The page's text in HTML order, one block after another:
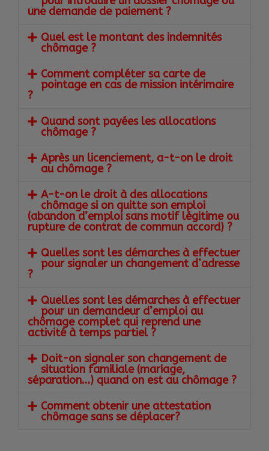
une demande de paiement ?
Quel est le montant des indemnités
chômage ?
Comment compléter sa carte de
pointage en cas de mission intérimaire
?
Quand sont payées les allocations
chômage ?
Après un licenciement, a-t-on le droit
au chômage ?
A-t-on le droit à des allocations
chômage si on quitte son emploi
(abandon d’emploi sans motif légitime ou
rupture de contrat de commun accord) ?
Quelles sont les démarches à effectuer
pour signaler un changement d’adresse
?
Quelles sont les démarches à effectuer
pour un demandeur d’emploi au
chômage complet qui reprend une
activité à temps partiel ?
Doit-on signaler son changement de
situation familiale (mariage,
séparation…) quand on est au chômage ?
Comment obtenir une attestation
chômage sans se déplacer?